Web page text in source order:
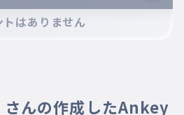
なるべく多く
が必要です。
トはありません
んの作成したAnkey